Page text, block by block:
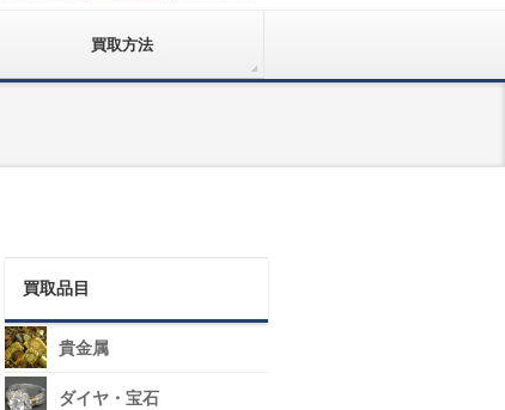
買取方法
買取品目
貴金属
ダイヤ・宝石